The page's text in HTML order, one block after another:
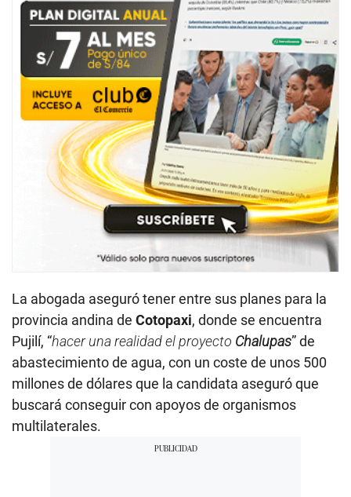
La abogada aseguró tener entre sus planes para la
provincia andina de Cotopaxi, donde se encuentra
Pujilí, “hacer una realidad el proyecto Chalupas” de
abastecimiento de agua, con un coste de unos 500
millones de dólares que la candidata aseguró que
buscará conseguir con apoyos de organismos
multilaterales.